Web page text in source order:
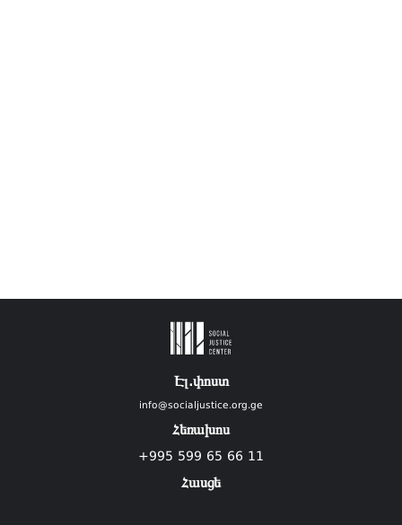
Էլ.փոստ
info@socialjustice.org.ge
Հեռախոս
+995 599 65 66 11
Հասցե